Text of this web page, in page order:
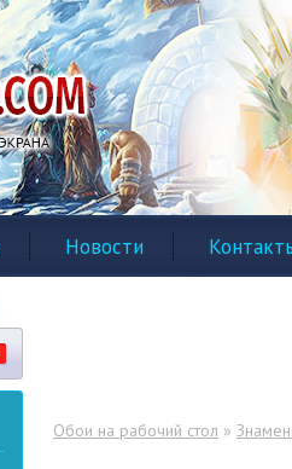
Новости
Обои на рабочий стол »